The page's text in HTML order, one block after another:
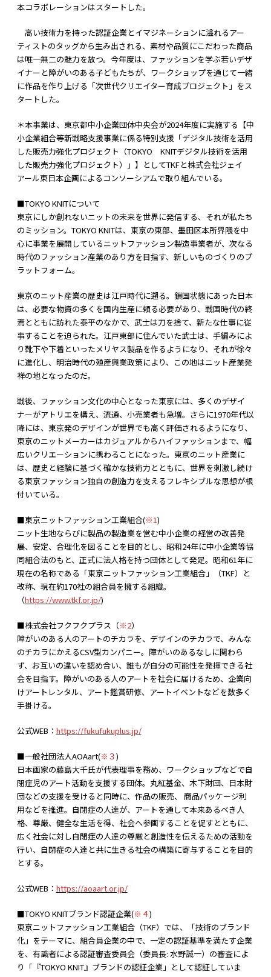
本コラボレーションはスタートした。
高い技術力を持った認証企業とイマジネーションに溢れるアー
ティストのタッグから生み出される、素材や品質にこだわった商品
は唯一無二の魅力を放つ。今年度は、ファッションを学ぶ若いデザ
イナーと障がいのある子どもたちが、ワークショップを通じて一緒
に作品を作り上げる「次世代クリエイター育成プロジェクト」をス
タートした。
＊本事業は、東京都中小企業団体中央会が2024年度に実施する【中
小企業組合等新戦略支援事業に係る特別支援「デジタル技術を活用
した販売力強化プロジェクト（TOKYO KNITデジタル技術を活用
した販売力強化プロジェクト）」】としてTKFと株式会社ジェイ
アール東日本企画によるコンソーシアムで取り組んでいる。
■TOKYO KNITについて
東京にしか創れないニットの未来を世界に発信する、それが私たち
のミッション。TOKYO KNITは、東京の東部、墨田区本所界隈を中
心に事業を展開しているニットファッション製造事業者が、次なる
時代のファッション産業のあり方を目指す、新しいものづくりのプ
ラットフォーム。
東京のニット産業の歴史は江戸時代に遡る。鎖国状態にあった日本
は、必要な物資の多くを国内生産に頼る必要があり、戦国時代の終
焉とともに訪れた泰平のなかで、武士は刀を捨て、新たな仕事に従
事することを迫られた。江戸東部に住んでいた武士は、手編みによ
り靴下や下着といったメリヤス製品を作るようになり、それが徐々
に進化し、明治時代の殖産興業政策により、この地はニット産業発
祥の地となったのだ。
戦後、ファッション文化の中心となった東京には、多くのデザイ
ナーがアトリエを構え、流通、小売業者も急増。さらに1970年代以
降には、東京発のデザインが世界でも高く評価されるようになり、
東京のニットメーカーはカジュアルからハイファッションまで、幅
広いクリエーションに携わることになった。東京のニット産業に
は、歴史と経験に基づく確かな技術力とともに、世界を刺激し続け
る東京ファッション独自の創造力を支えるフレキシブルな思想が根
付いている。
■東京ニットファッション工業組合(※1)
ニット生地ならびに製品の製造業を営む中小企業の経営の改善発
展、安定、合理化を図ることを目的とし、昭和24年に中小企業等協
同組合法のもと、正式に法人格を持つ団体として発足。昭和61年に
現在の名称である「東京ニットファッション工業組合」（TKF）と
改称、現在約170社の組合員を擁する組織。
（https://www.tkf.or.jp/)
■株式会社フクフクプラス（※2）
障がいのある人のアートのチカラを、デザインのチカラで、みんな
のチカラにかえるCSV型カンパニー。障がいのあるなしに関わら
ず、お互いの違いを認め合い、誰もが自分の可能性を発揮できる社
会を目指す。障がいのある人のアートを社会に届けるため、企業向
けアートレンタル、アート鑑賞研修、アートイベントなどを数多く
手掛ける。
公式WEB： https://fukufukuplus.jp/
■一般社団法人AOAart(※３)
日本画家の藤島大千氏が代表理事を務め、ワークショップなどで自
閉症児のアート活動を支援する団体。丸紅基金、木下財団、日本財
団などの支援を受けると同時に、作品の販売、 商品パッケージ利
用などを推進。自閉症の人達が、アートを通して本来あるべき人
格、尊厳、健全な生活を得、社会へ参画することを促すとともに、
広く社会に対し自閉症の人達の尊厳と創造性を伝えるための活動を
行い、自閉症の人達と共に生きる社会の構築に寄与することを目的
とする。
公式WEB： https://aoaart.or.jp/
■TOKYO KNITブランド認証企業(※４)
東京ニットファッション工業組合（TKF）では、「技術のブランド
化」をテーマに、組合員企業の中で、一定の認証基準を満たす企業
を、有識者による認証審査委員会（委員長: 水野誠一）の審査によ
り「『TOKYO KNIT』ブランドの認証企業」として認証していま